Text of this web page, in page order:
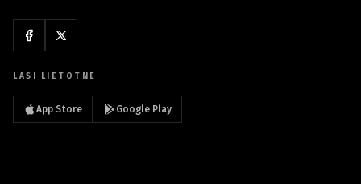
LASI LIETOTNĒ
App Store Google Play